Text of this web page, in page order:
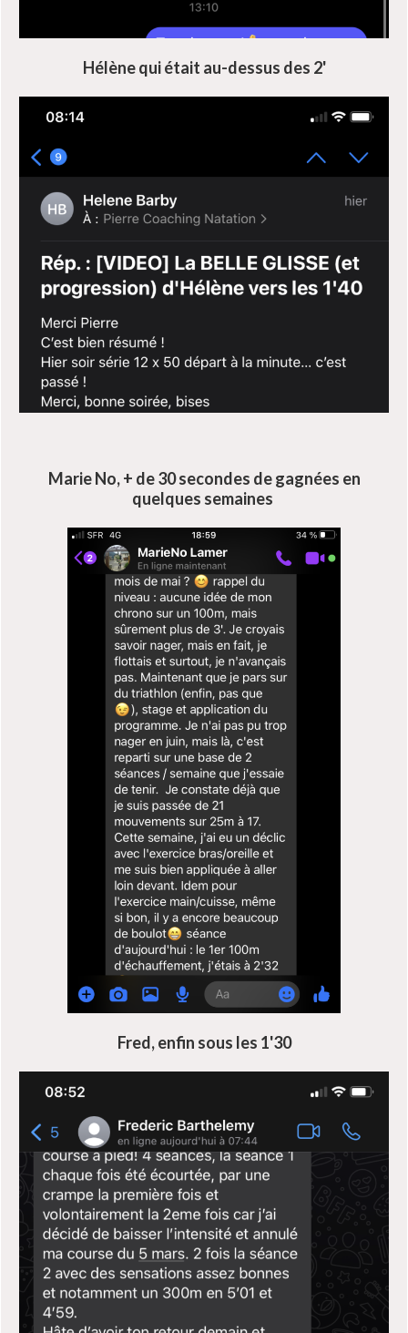
Hélène qui était au-dessus des 2'
Marie No, + de 30 secondes de gagnées en
quelques semaines
Fred, enfin sous les 1'30